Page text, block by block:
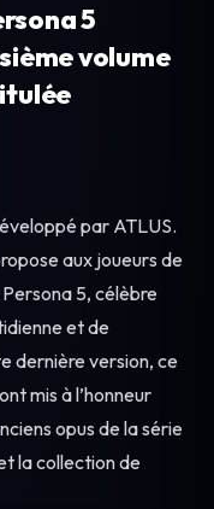
5
volume
par ATLUS.
aux joueurs de
5, célèbre
et de
dernière version, ce
mis à l’honneur
opus de la série
la collection de